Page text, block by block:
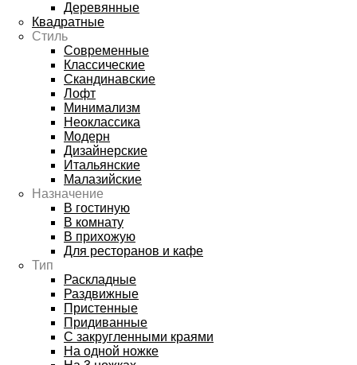
Деревянные
Квадратные
Стиль
Современные
Классические
Скандинавские
Лофт
Минимализм
Неоклассика
Модерн
Дизайнерские
Итальянские
Малазийские
Назначение
В гостиную
В комнату
В прихожую
Для ресторанов и кафе
Тип
Раскладные
Раздвижные
Пристенные
Придиванные
С закругленными краями
На одной ножке